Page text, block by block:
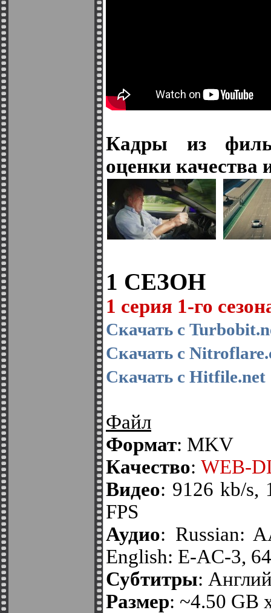
Кадры из
оценки качества
1 СЕЗОН
1 серия 1-го
Скачать с
Скачать с
Скачать с Hitfile.net
Файл
Формат: MKV
Качество: WEB-
Видео: 9126 kb/s,
FPS
Аудио: Russian:
English: E-AC-3,
Субтитры:
Размер: ~4.50 GB